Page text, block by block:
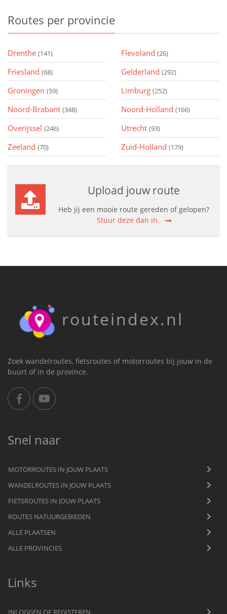
Routes per provincie
Drenthe (141) Flevoland (26)
Friesland (68) Gelderland (292)
Groningen (59) Limburg (252)
Noord-Brabant (348) Noord-Holland (166)
Overijssel (246) Utrecht (93)
Zeeland (70) Zuid-Holland (179)
Upload jouw route
Heb jij een mooie route gereden of gelopen?
Stuur deze dan in.
routeindex.nl
Zoek wandelroutes, fietsroutes of motorroutes bij jouw in de
buurt of in de province.
Snel naar
MOTORROUTES IN JOUW PLAATS
WANDELROUTES IN JOUW PLAATS
FIETSROUTES IN JOUW PLAATS
ROUTES NATUURGEBIEDEN
ALLE PLAATSEN
ALLE PROVINCIES
Links
INLOGGEN OF REGISTEREN